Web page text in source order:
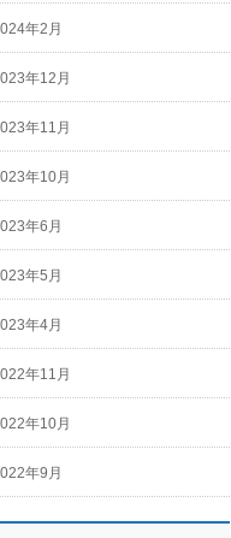
年2月
年12月
年11月
年10月
年6月
年5月
年4月
年11月
年10月
年9月